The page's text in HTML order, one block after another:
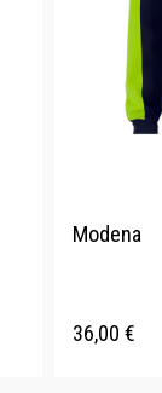
Modena
36,00 €